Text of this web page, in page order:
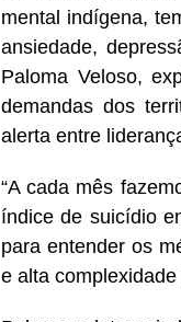
mental indígena,
ansiedade,
Paloma Veloso,
demandas dos
alerta entre
“A cada mês
índice de suicídio
para entender os
e alta